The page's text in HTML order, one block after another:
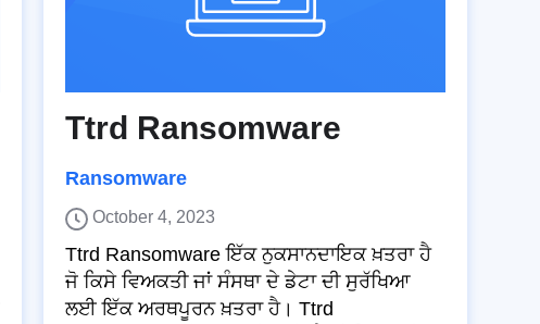
Ttrd Ransomware
Ransomware
October 4, 2023
Ttrd Ransomware ਇੱਕ ਨੁਕਸਾਨਦਾਇਕ ਖ਼ਤਰਾ ਹੈ
ਜੋ ਕਿਸੇ ਵਿਅਕਤੀ ਜਾਂ ਸੰਸਥਾ ਦੇ ਡੇਟਾ ਦੀ ਸੁਰੱਖਿਆ
ਲਈ ਇੱਕ ਅਰਥਪੂਰਨ ਖ਼ਤਰਾ ਹੈ। Ttrd